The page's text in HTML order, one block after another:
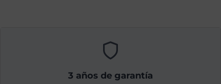
3 años de garantía